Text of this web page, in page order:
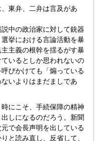
東弁、二弁は言及があ
中の政治家に対して銃器
挙における言論活動を暴
主義の根幹を揺るがす暴
いるとしか思われないの
びかけても「煽っている
いよりはまだましであ
にこそ、手続保障の精神
しになるのだろう。新聞
で会長声明を出している
と読み直し、反省して、